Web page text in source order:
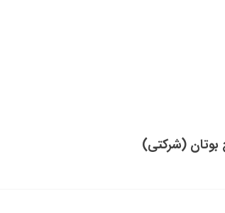
بوتان (شرکتی)